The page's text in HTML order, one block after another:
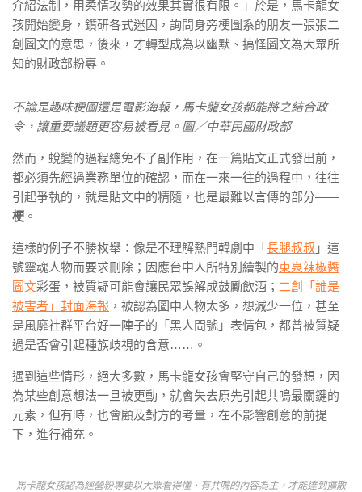
介紹法制，用柔情攻勢的效果其實很有限。」於是，馬卡龍女
孩開始變身，鑽研各式迷因，詢問身旁梗圖系的朋友一張張二
創圖文的意思，後來，才轉型成為以幽默、搞怪圖文為大眾所
知的財政部粉專。
不論是趣味梗圖還是電影海報，馬卡龍女孩都能將之結合政
令，讓重要議題更容易被看見。圖／中華民國財政部
然而，蛻變的過程總免不了副作用，在一篇貼文正式發出前，
都必須先經過業務單位的確認，而在一來一往的過程中，往往
引起爭執的，就是貼文中的精隨，也是最難以言傳的部分——
梗 。
這樣的例子不勝枚舉：像是不理解熱門韓劇中「 長腿叔叔 」這
號靈魂人物而要求刪除；因應台中人所特別繪製的東泉辣椒醬
圖文彩蛋，被質疑可能會讓民眾誤解成鼓勵飲酒； 二創「誰是
被害者」封面海報 ，被認為圖中人物太多，想減少一位，甚至
是風靡社群平台好一陣子的「黑人問號」表情包，都曾被質疑
過是否會引起種族歧視的含意……。
遇到這些情形，絕大多數，馬卡龍女孩會堅守自己的發想，因
為某些創意想法一旦被更動，就會失去原先引起共鳴最關鍵的
元素，但有時，也會顧及對方的考量，在不影響創意的前提
下，進行補充。
馬卡龍女孩認為經營粉專要以大眾看得懂、有共鳴的內容為主，才能達到擴散